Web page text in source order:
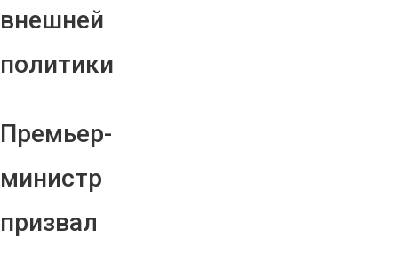
внешней
политики
Премьер-
министр
призвал